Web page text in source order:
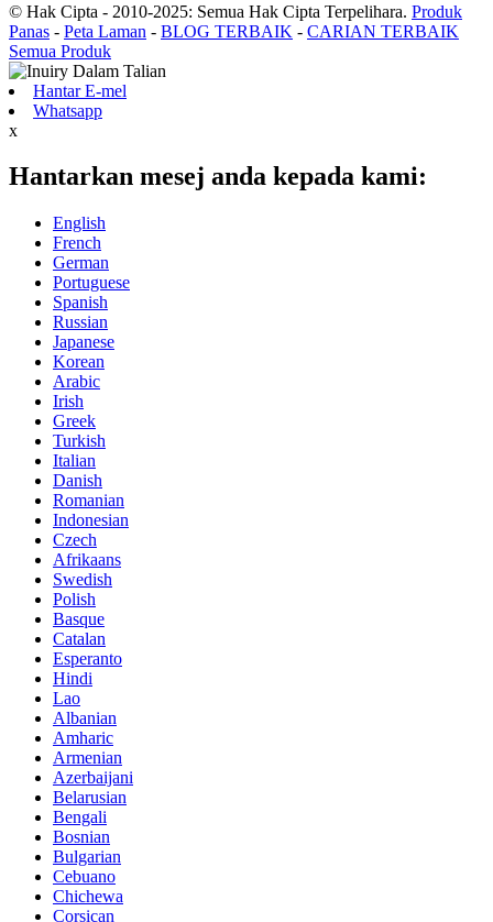
© Hak Cipta - 2010-2025: Semua Hak Cipta Terpelihara. Produk
Panas - Peta Laman - BLOG TERBAIK - CARIAN TERBAIK
Semua Produk
Hantar E-mel
Whatsapp
x
Hantarkan mesej anda kepada kami:
English
French
German
Portuguese
Spanish
Russian
Japanese
Korean
Arabic
Irish
Greek
Turkish
Italian
Danish
Romanian
Indonesian
Czech
Afrikaans
Swedish
Polish
Basque
Catalan
Esperanto
Hindi
Lao
Albanian
Amharic
Armenian
Azerbaijani
Belarusian
Bengali
Bosnian
Bulgarian
Cebuano
Chichewa
Corsican